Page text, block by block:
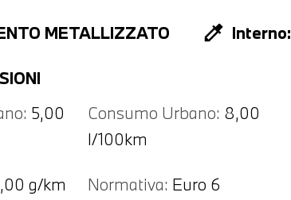
METALLIZZATO colorize Interno:
5,00
Consumo Urbano: 8,00
l/100km
g/km Normativa: Euro 6